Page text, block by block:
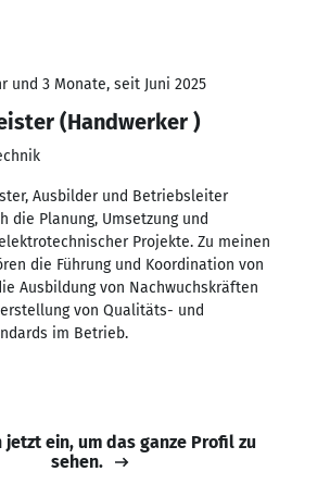
und 3 Monate, seit Juni 2025
(Handwerker )
Ausbilder und Betriebsleiter
die Planung, Umsetzung und
Projekte. Zu meinen
die Führung und Koordination von
Ausbildung von Nachwuchskräften
von Qualitäts- und
im Betrieb.
jetzt ein, um das ganze Profil zu
sehen.